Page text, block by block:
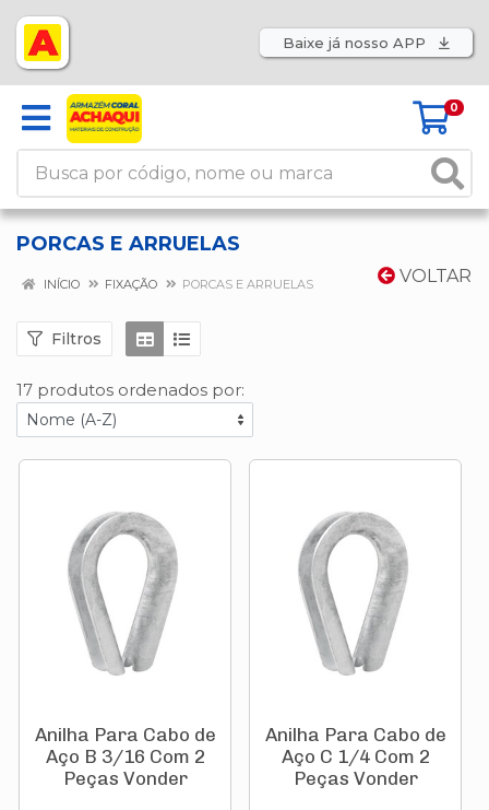
Baixe já nosso APP
0
PORCAS E ARRUELAS
VOLTAR
INÍCIO FIXAÇÃO PORCAS E ARRUELAS
Filtros
17 produtos ordenados por:
Anilha Para Cabo de
Aço B 3/16 Com 2
Peças Vonder
Anilha Para Cabo de
Aço C 1/4 Com 2
Peças Vonder